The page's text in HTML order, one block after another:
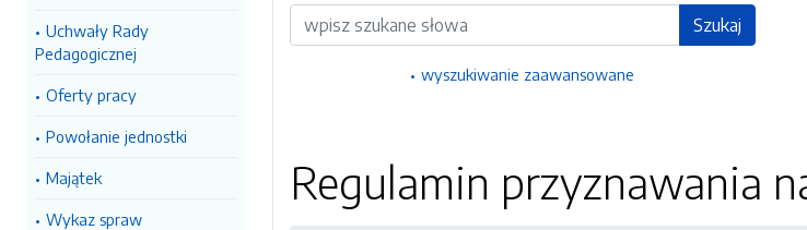
Uchwały Rady
Pedagogicznej
Oferty pracy
Powołanie jednostki
Majątek
Wykaz spraw
Wyszukiwarka Szukaj
wyszukiwanie zaawansowane
Regulamin przyznawania